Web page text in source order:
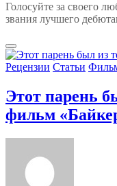
Голосуйте за своего
звания лучшего
Рецензии Статьи
Этот парень
фильм